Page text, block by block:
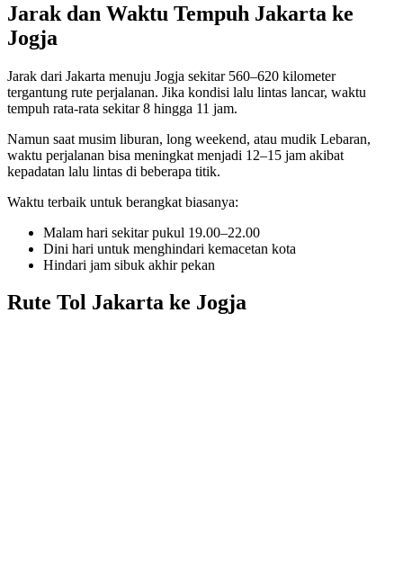
Jarak dan Waktu Tempuh Jakarta ke
Jogja
Jarak dari Jakarta menuju Jogja sekitar 560–620 kilometer
tergantung rute perjalanan. Jika kondisi lalu lintas lancar, waktu
tempuh rata-rata sekitar 8 hingga 11 jam.
Namun saat musim liburan, long weekend, atau mudik Lebaran,
waktu perjalanan bisa meningkat menjadi 12–15 jam akibat
kepadatan lalu lintas di beberapa titik.
Waktu terbaik untuk berangkat biasanya:
Malam hari sekitar pukul 19.00–22.00
Dini hari untuk menghindari kemacetan kota
Hindari jam sibuk akhir pekan
Rute Tol Jakarta ke Jogja